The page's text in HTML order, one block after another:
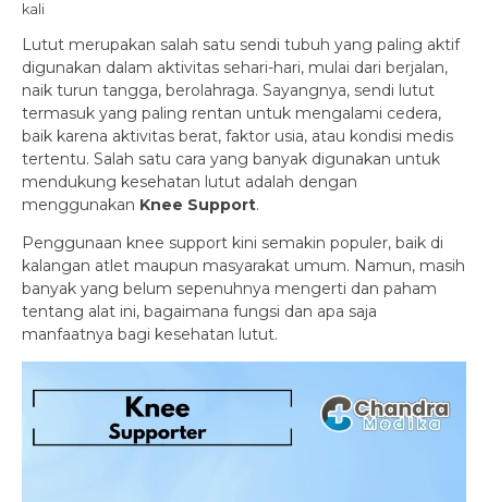
kali
Lutut merupakan salah satu sendi tubuh yang paling aktif
digunakan dalam aktivitas sehari-hari, mulai dari berjalan,
naik turun tangga, berolahraga. Sayangnya, sendi lutut
termasuk yang paling rentan untuk mengalami cedera,
baik karena aktivitas berat, faktor usia, atau kondisi medis
tertentu. Salah satu cara yang banyak digunakan untuk
mendukung kesehatan lutut adalah dengan
menggunakan Knee Support.
Penggunaan knee support kini semakin populer, baik di
kalangan atlet maupun masyarakat umum. Namun, masih
banyak yang belum sepenuhnya mengerti dan paham
tentang alat ini, bagaimana fungsi dan apa saja
manfaatnya bagi kesehatan lutut.